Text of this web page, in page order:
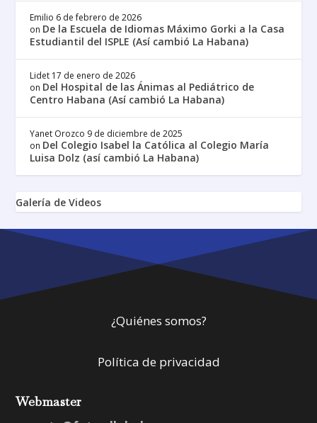
Emilio 6 de febrero de 2026
on De la Escuela de Idiomas Máximo Gorki a la Casa
Estudiantil del ISPLE (Así cambió La Habana)
Lidet 17 de enero de 2026
on Del Hospital de las Ánimas al Pediátrico de
Centro Habana (Así cambió La Habana)
Yanet Orozco 9 de diciembre de 2025
on Del Colegio Isabel la Católica al Colegio María
Luisa Dolz (así cambió La Habana)
Galería de Videos
¿Quiénes somos?
Política de privacidad
Webmaster